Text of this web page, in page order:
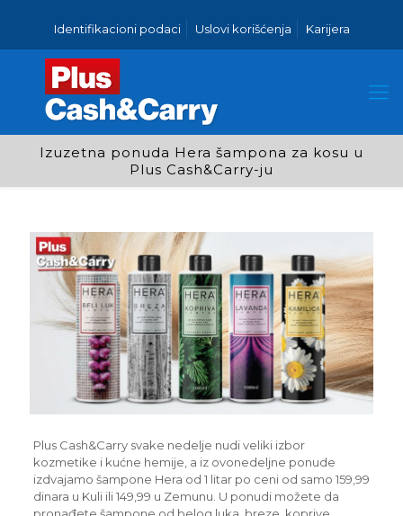
Identifikacioni podaci Uslovi korišćenja Karijera
Izuzetna ponuda Hera šampona za kosu u
Plus Cash&Carry-ju
Plus Cash&Carry svake nedelje nudi veliki izbor
kozmetike i kućne hemije, a iz ovonedeljne ponude
izdvajamo šampone Hera od 1 litar po ceni od samo 159,99
dinara u Kuli ili 149,99 u Zemunu. U ponudi možete da